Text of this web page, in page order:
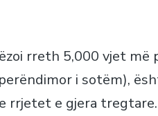
rreth 5,000 vjet më
i sotëm),
rrjetet e gjera